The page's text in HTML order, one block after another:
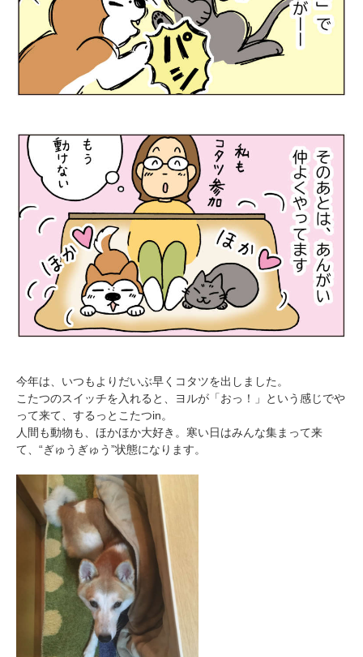
今年は、いつもよりだいぶ早くコタツを出しました。
こたつのスイッチを入れると、ヨルが「おっ！」という感じでや
って来て、するっとこたつin。
人間も動物も、ほかほか大好き。寒い日はみんな集まって来
て、“ぎゅうぎゅう”状態になります。